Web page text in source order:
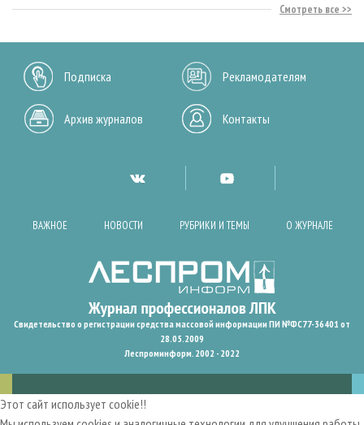
Смотреть все
Подписка Рекламодателям
Архив журналов Контакты
ВАЖНОЕ НОВОСТИ РУБРИКИ И ТЕМЫ О ЖУРНАЛЕ
Свидетельство о регистрации средства массовой информации ПИ №ФС77-36401 от
28.05.2009
Леспроминформ. 2002 - 2022
Этот сайт использует cookie!!